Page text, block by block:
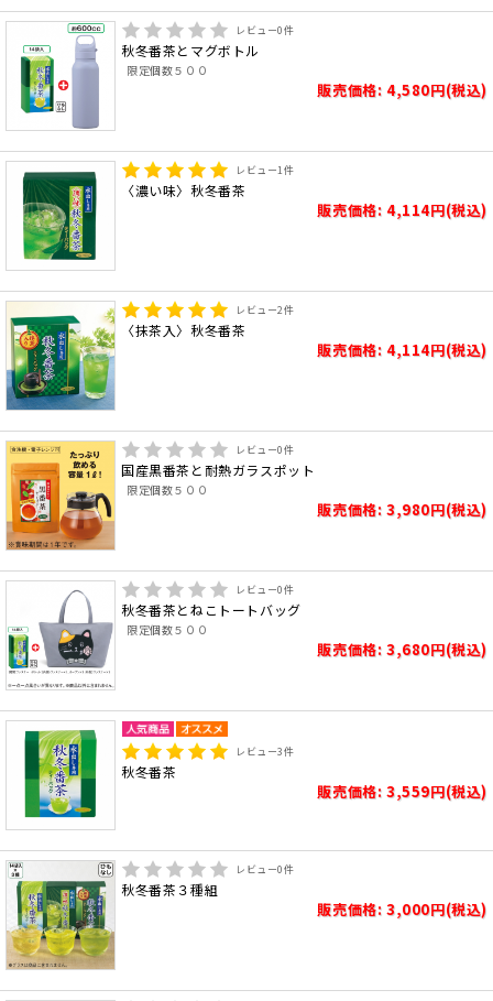
レビュー0件
秋冬番茶とマグボトル
限定個数５００
販売価格: 4,580円(税込)
レビュー1件
〈濃い味〉秋冬番茶
販売価格: 4,114円(税込)
レビュー2件
〈抹茶入〉秋冬番茶
販売価格: 4,114円(税込)
レビュー0件
国産黒番茶と耐熱ガラスポット
限定個数５００
販売価格: 3,980円(税込)
レビュー0件
秋冬番茶とねこトートバッグ
限定個数５００
販売価格: 3,680円(税込)
レビュー3件
秋冬番茶
販売価格: 3,559円(税込)
レビュー0件
秋冬番茶３種組
販売価格: 3,000円(税込)